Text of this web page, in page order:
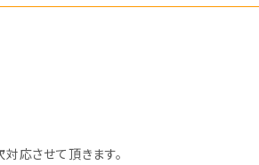
応させて頂きます。